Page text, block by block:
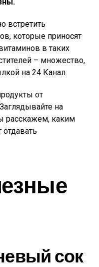
встретить
которые приносят
в таких
– множество,
на 24 Канал.
от
на
расскажем, каким
сок